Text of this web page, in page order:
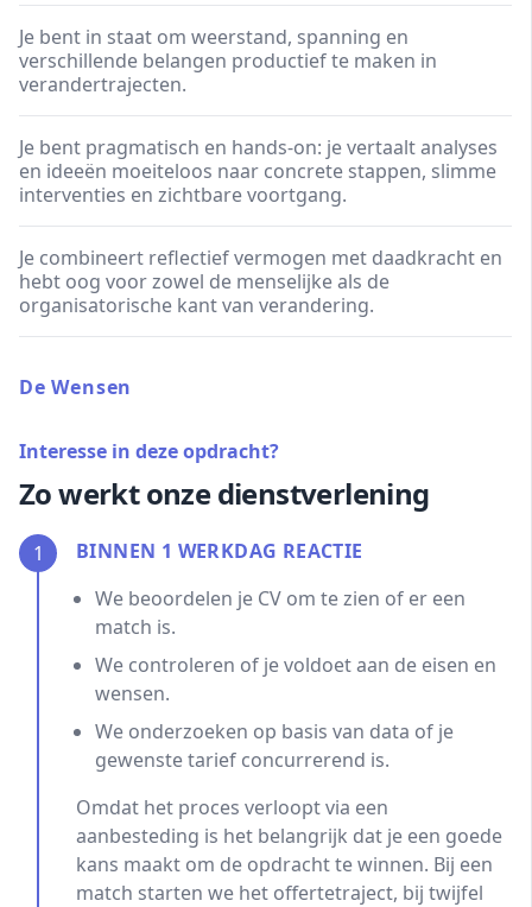
Je bent in staat om weerstand, spanning en
verschillende belangen productief te maken in
verandertrajecten.
Je bent pragmatisch en hands-on: je vertaalt analyses
en ideeën moeiteloos naar concrete stappen, slimme
interventies en zichtbare voortgang.
Je combineert reflectief vermogen met daadkracht en
hebt oog voor zowel de menselijke als de
organisatorische kant van verandering.
De Wensen
Interesse in deze opdracht?
Zo werkt onze dienstverlening
1
BINNEN 1 WERKDAG REACTIE
We beoordelen je CV om te zien of er een
match is.
We controleren of je voldoet aan de eisen en
wensen.
We onderzoeken op basis van data of je
gewenste tarief concurrerend is.
Omdat het proces verloopt via een
aanbesteding is het belangrijk dat je een goede
kans maakt om de opdracht te winnen. Bij een
match starten we het offertetraject, bij twijfel